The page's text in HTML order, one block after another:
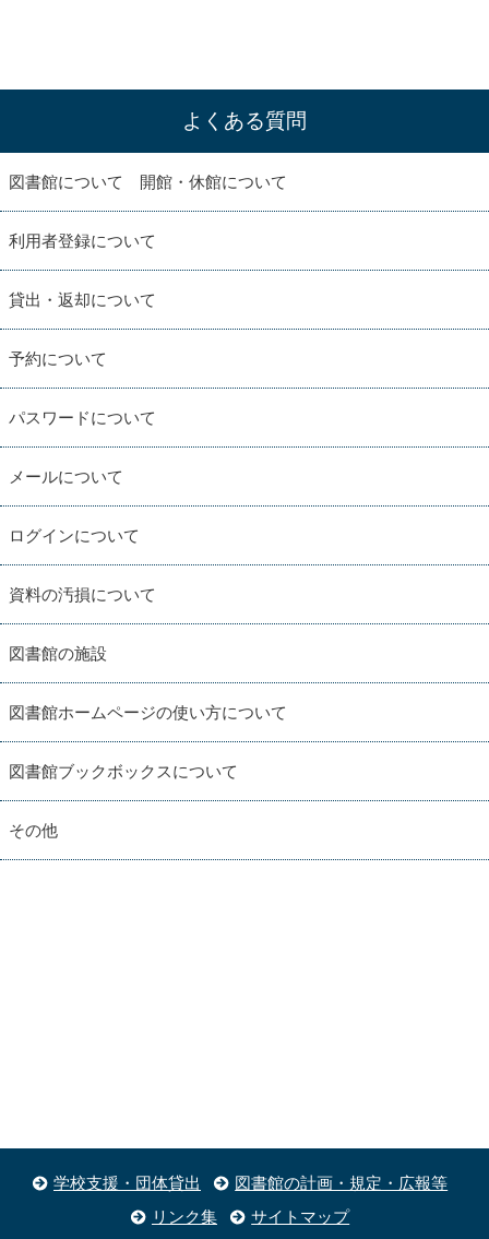
よくある質問
図書館について 開館・休館について
利用者登録について
貸出・返却について
予約について
パスワードについて
メールについて
ログインについて
資料の汚損について
図書館の施設
図書館ホームページの使い方について
図書館ブックボックスについて
その他
学校支援・団体貸出
図書館の計画・規定・広報等
リンク集
サイトマップ